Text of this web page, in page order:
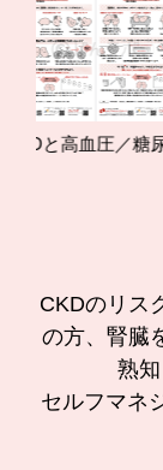
と高血圧／糖尿病
CKDのリス
の方、腎臓
熟
セルフマネ